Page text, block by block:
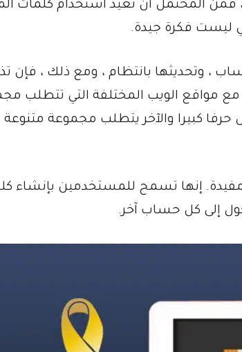
فمن المحتمل أن تعيد استخدام كلمات
ليست فكرة جيدة.
، وتحديثها بانتظام ، ومع ذلك ، فإن
مواقع الويب المختلفة التي تتطلب
كبيرا والآخر يتطلب مجموعة
مفيدة. إنها تسمح للمستخدمين بإنشاء
إلى كل حساب آخر.